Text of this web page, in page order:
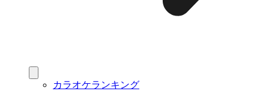
カラオケランキング